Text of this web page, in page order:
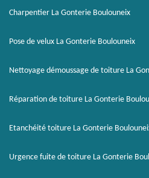
Charpentier La Gonterie Boulouneix
Pose de velux La Gonterie Boulouneix
Nettoyage démoussage de toiture La
Réparation de toiture La Gonterie
Etanchéité toiture La Gonterie
Urgence fuite de toiture La Gonterie